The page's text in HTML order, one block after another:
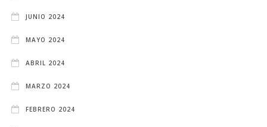
JUNIO 2024
MAYO 2024
ABRIL 2024
MARZO 2024
FEBRERO 2024